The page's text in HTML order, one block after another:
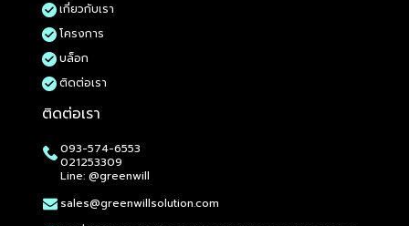
เกี่ยวกับเรา
โครงการ
บล็อก
ติดต่อเรา
ติดต่อเรา
093-574-6553
021253309
Line: @greenwill
sales@greenwillsolution.com